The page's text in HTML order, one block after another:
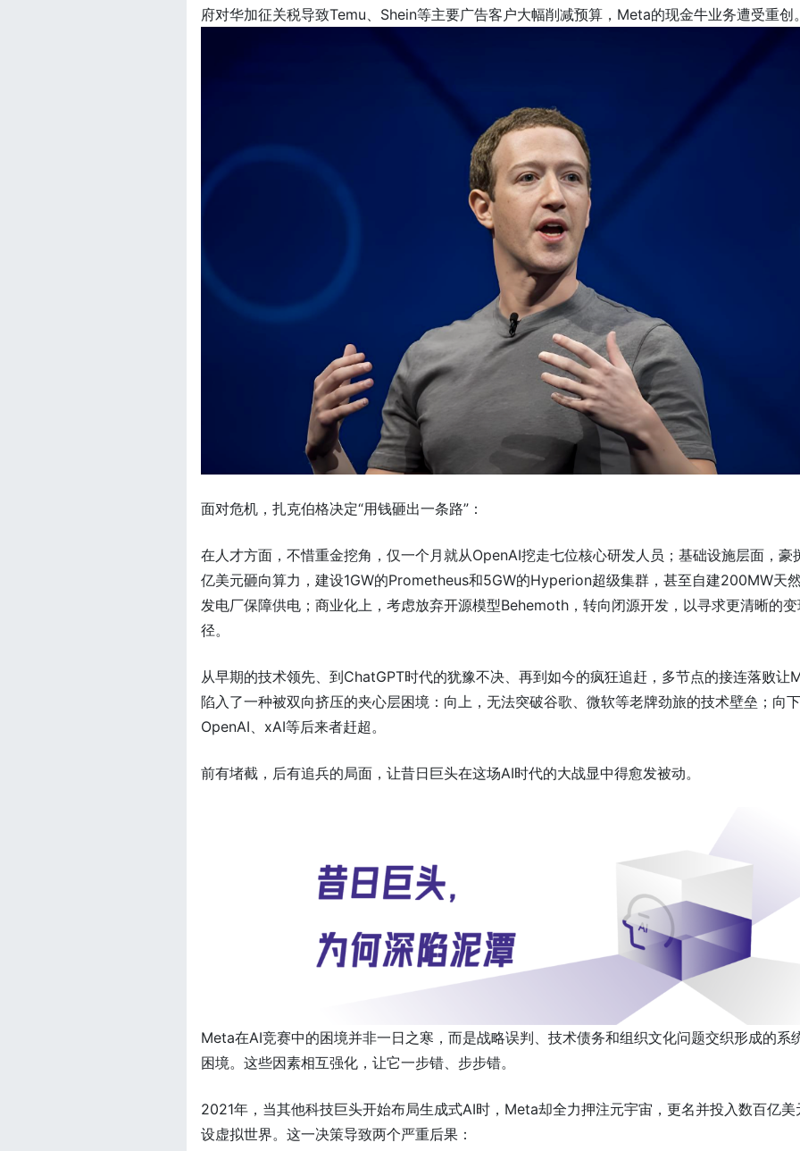
府对华加征关税导致Temu、Shein等主要广告客户大幅削减预算，Meta的现金牛业务遭受重创
面对危机，扎克伯格决定“用钱砸出一条路”：
在人才方面，不惜重金挖角，仅一个月就从OpenAI挖走七位核心研发人员；基础设施层面，豪
亿美元砸向算力，建设1GW的Prometheus和5GW的Hyperion超级集群，甚至自建200MW天
发电厂保障供电；商业化上，考虑放弃开源模型Behemoth，转向闭源开发，以寻求更清晰的
径。
从早期的技术领先、到ChatGPT时代的犹豫不决、再到如今的疯狂追赶，多节点的接连落败让
陷入了一种被双向挤压的夹心层困境：向上，无法突破谷歌、微软等老牌劲旅的技术壁垒；向
OpenAI、xAI等后来者赶超。
前有堵截，后有追兵的局面，让昔日巨头在这场AI时代的大战显中得愈发被动。
Meta在AI竞赛中的困境并非一日之寒，而是战略误判、技术债务和组织文化问题交织形成的系
困境。这些因素相互强化，让它一步错、步步错。
2021年，当其他科技巨头开始布局生成式AI时，Meta却全力押注元宇宙，更名并投入数百亿美
设虚拟世界。这一决策导致两个严重后果：